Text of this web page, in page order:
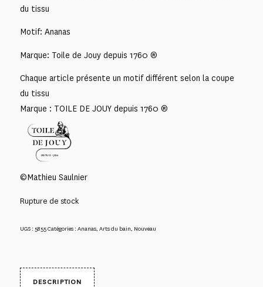
du tissu
Motif: Ananas
Marque: Toile de Jouy depuis 1760 ®
Chaque article présente un motif différent selon la coupe
du tissu
Marque : TOILE DE JOUY depuis 1760 ®
©Mathieu Saulnier
Rupture de stock
UGS : 5855Catégories :Ananas, Arts du bain Nouveau
DESCRIPTION